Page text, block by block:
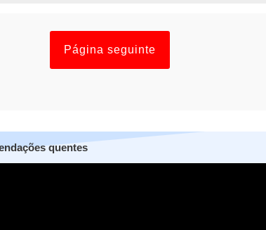
Página seguinte
quentes